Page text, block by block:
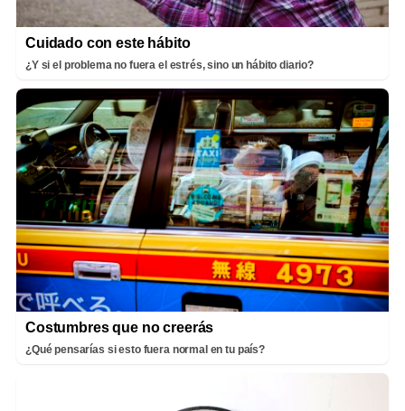
Cuidado con este hábito
¿Y si el problema no fuera el estrés, sino un hábito diario?
Costumbres que no creerás
¿Qué pensarías si esto fuera normal en tu país?